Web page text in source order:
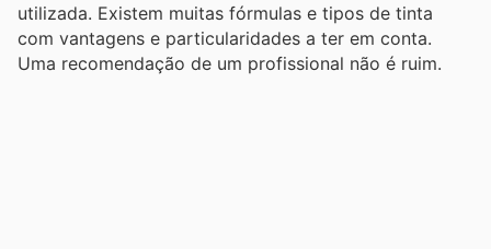
utilizada. Existem muitas fórmulas e tipos de tinta
com vantagens e particularidades a ter em conta.
Uma recomendação de um profissional não é ruim.